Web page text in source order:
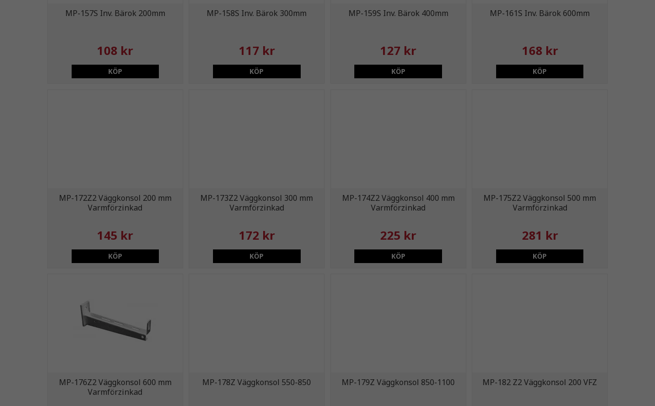
MP-157S Inv. Bärok 200mm
108 kr
KÖP
MP-158S Inv. Bärok 300mm
117 kr
KÖP
MP-159S Inv. Bärok 400mm
127 kr
KÖP
MP-161S Inv. Bärok 600mm
168 kr
KÖP
MP-172Z2 Väggkonsol 200 mm
Varmförzinkad
145 kr
KÖP
MP-173Z2 Väggkonsol 300 mm
Varmförzinkad
172 kr
KÖP
MP-174Z2 Väggkonsol 400 mm
Varmförzinkad
225 kr
KÖP
MP-175Z2 Väggkonsol 500 mm
Varmförzinkad
281 kr
KÖP
MP-176Z2 Väggkonsol 600 mm
Varmförzinkad
MP-178Z Väggkonsol 550-850 MP-179Z Väggkonsol 850-1100 MP-182 Z2 Väggkonsol 200 VFZ